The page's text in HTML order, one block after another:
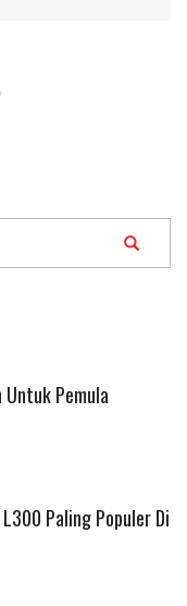
Pemula
Paling Populer Di